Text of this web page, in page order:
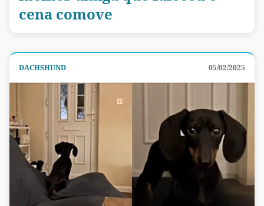
cena comove
DACHSHUND 05/02/2025